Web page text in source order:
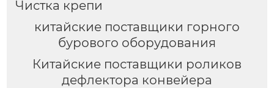
Чистка крепи
китайские поставщики горного
бурового оборудования
Китайские поставщики роликов
дефлектора конвейера